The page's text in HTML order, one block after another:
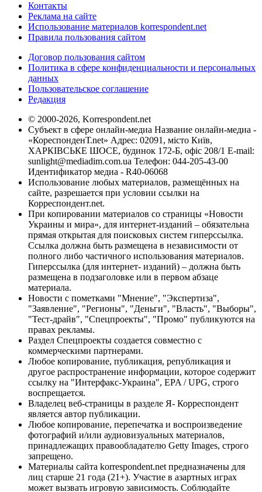
Контакты
Реклама на сайте
Использование материалов korrespondent.net
Правила пользования сайтом
Договор пользования сайтом
Политика в сфере конфиденциальности и персональных
данных
Пользовательское соглашение
Редакция
© 2000-2026, Korrespondent.net
Субъект в сфере онлайн-медиа Название онлайн-медиа -
«КореспонденТ.net» Адрес: 02091, місто Київ,
ХАРКІВСЬКЕ ШОСЕ, будинок 172-Б, офіс 208/1 E-mail:
sunlight@mediadim.com.ua Телефон: 044-205-43-00
Идентификатор медиа - R40-06068
Использование любых материалов, размещённых на
сайте, разрешается при условии ссылки на
Корреспондент.net.
При копировании материалов со страницы «Новости
Украины и мира», для интернет-изданий – обязательна
прямая открытая для поисковых систем гиперссылка.
Ссылка должна быть размещена в независимости от
полного либо частичного использования материалов.
Гиперссылка (для интернет- изданий) – должна быть
размещена в подзаголовке или в первом абзаце
материала.
Новости с пометками "Мнение", "Экспертиза",
"Заявление", "Регионы", "Деньги", "Власть", "Выборы",
"Тест-драйв", "Спецпроекты", "Промо" публикуются на
правах рекламы.
Раздел Спецпроекты создается совместно с
коммерческими партнерами.
Любое копирование, публикация, републикация и
другое распространение информации, которое содержит
ссылку на "Интерфакс-Украина", EPA / UPG, строго
воспрещается.
Владелец веб-страницы в разделе Я- Корреспондент
является автор публикации.
Любое копирование, перепечатка и воспроизведение
фотографий и/или аудиовизуальных материалов,
принадлежащих правообладателю Getty Images, строго
запрещено.
Материалы сайта korrespondent.net предназначены для
лиц старше 21 года (21+). Участие в азартных играх
может вызвать игровую зависимость. Соблюдайте